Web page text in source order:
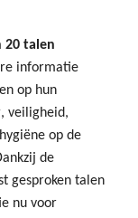
20 talen
informatie
op hun
veiligheid,
op de
de
gesproken talen
nu voor